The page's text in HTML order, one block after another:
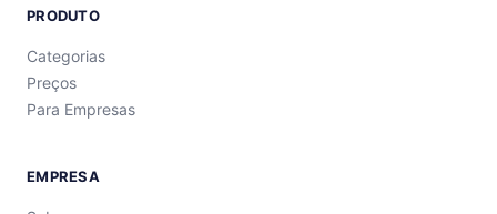
PRODUTO
Categorias
Preços
Para Empresas
EMPRESA